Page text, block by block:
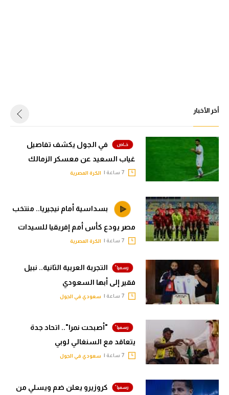
أخر الأخبار
في الجول يكشف تفاصيل
غياب السعيد عن معسكر الزمالك
الكرة المصرية
بسداسية أمام نيجيريا.. منتخب
مصر يودع كأس أمم إفريقيا للسيدات
الكرة المصرية
التجربة العربية الثانية.. نبيل
فقير إلى أبها السعودي
سعودي في الجول
"أصبحت نمرا".. اتحاد جدة
يتعاقد مع السنغالي لوبي
سعودي في الجول
كروزيرو يعلن ضم ويسلي من